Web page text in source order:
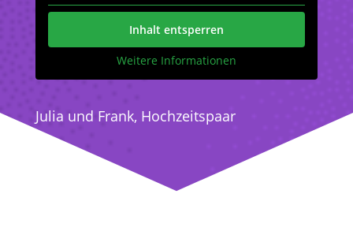
Inhalt entsperren
Weitere Informationen
Julia und Frank, Hochzeitspaar